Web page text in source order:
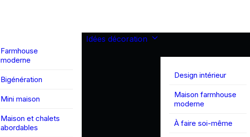
Farmhouse
moderne
Bigénération
Mini maison
Maison et chalets
abordables
Idées décoration
Design intérieur
Maison farmhouse
moderne
À faire soi-même